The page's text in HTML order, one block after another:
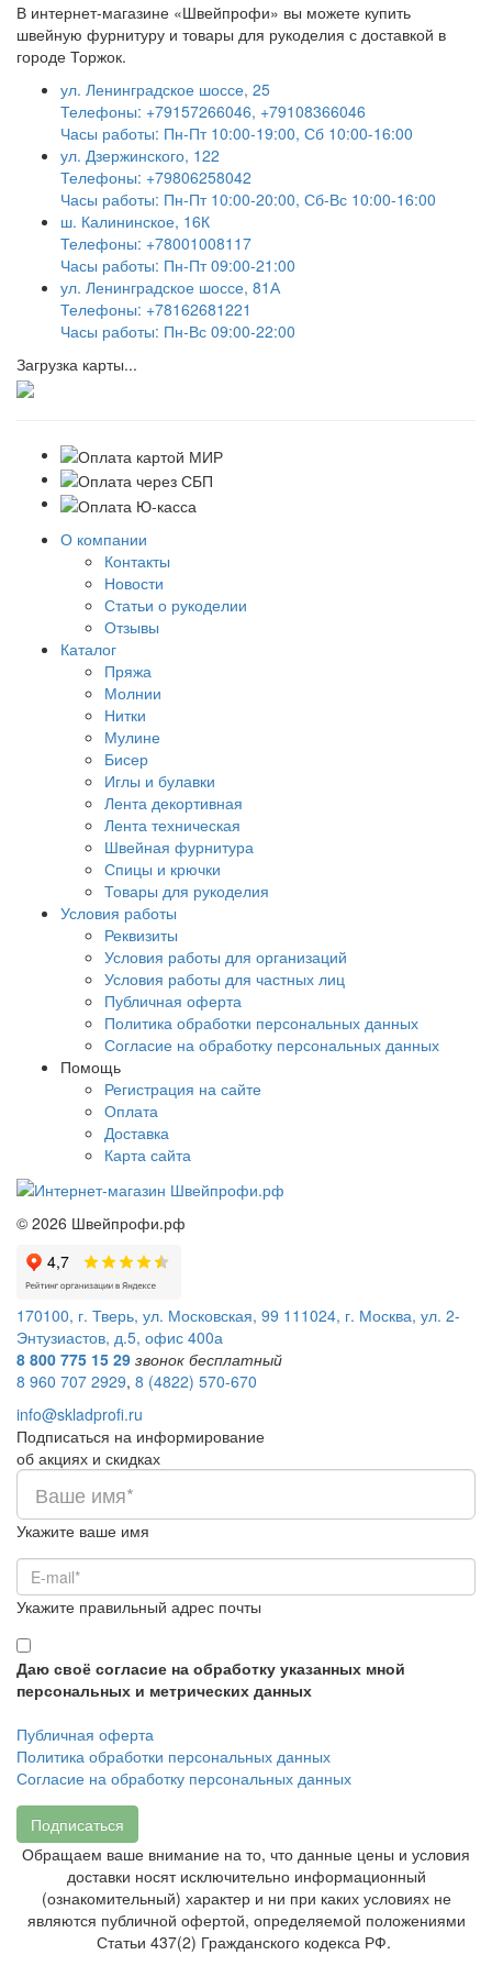
В интернет-магазине «Швейпрофи» вы можете купить
швейную фурнитуру и товары для рукоделия с доставкой в
городе Торжок.
ул. Ленинградское шоссе, 25
Телефоны: +79157266046, +79108366046
Часы работы: Пн-Пт 10:00-19:00, Сб 10:00-16:00
ул. Дзержинского, 122
Телефоны: +79806258042
Часы работы: Пн-Пт 10:00-20:00, Сб-Вс 10:00-16:00
ш. Калининское, 16К
Телефоны: +78001008117
Часы работы: Пн-Пт 09:00-21:00
ул. Ленинградское шоссе, 81А
Телефоны: +78162681221
Часы работы: Пн-Вс 09:00-22:00
Загрузка карты...
О компании
Контакты
Новости
Статьи о рукоделии
Отзывы
Каталог
Пряжа
Молнии
Нитки
Мулине
Бисер
Иглы и булавки
Лента декортивная
Лента техническая
Швейная фурнитура
Спицы и крючки
Товары для рукоделия
Условия работы
Реквизиты
Условия работы для организаций
Условия работы для частных лиц
Публичная оферта
Политика обработки персональных данных
Согласие на обработку персональных данных
Помощь
Регистрация на сайте
Оплата
Доставка
Карта сайта
© 2026 Швейпрофи.рф
170100, г. Тверь, ул. Московская, 99 111024, г. Москва, ул. 2-
Энтузиастов, д.5, офис 400а
8 800 775 15 29 звонок бесплатный
8 960 707 2929, 8 (4822) 570-670
info@skladprofi.ru
Подписаться на информирование
об акциях и скидках
Укажите ваше имя
Укажите правильный адрес почты
Даю своё согласие на обработку указанных мной
персональных и метрических данных
Публичная оферта
Политика обработки персональных данных
Согласие на обработку персональных данных
Подписаться
Обращаем ваше внимание на то, что данные цены и условия
доставки носят исключительно информационный
(ознакомительный) характер и ни при каких условиях не
являются публичной офертой, определяемой положениями
Статьи 437(2) Гражданского кодекса РФ.